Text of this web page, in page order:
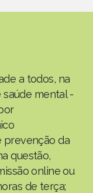
a todos, na
saúde mental -
prevenção da
questão,
online ou
de terça;